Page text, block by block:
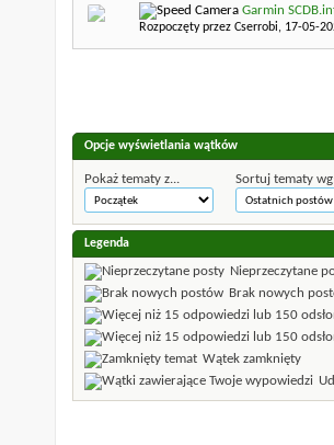
Garmin
Rozpoczęty przez Cserrobi, 17-05-
Opcje wyświetlania wątków
Pokaż tematy z... Sortuj tematy
Legenda
Nieprzeczytane
Brak nowych
Wątek zamknięty